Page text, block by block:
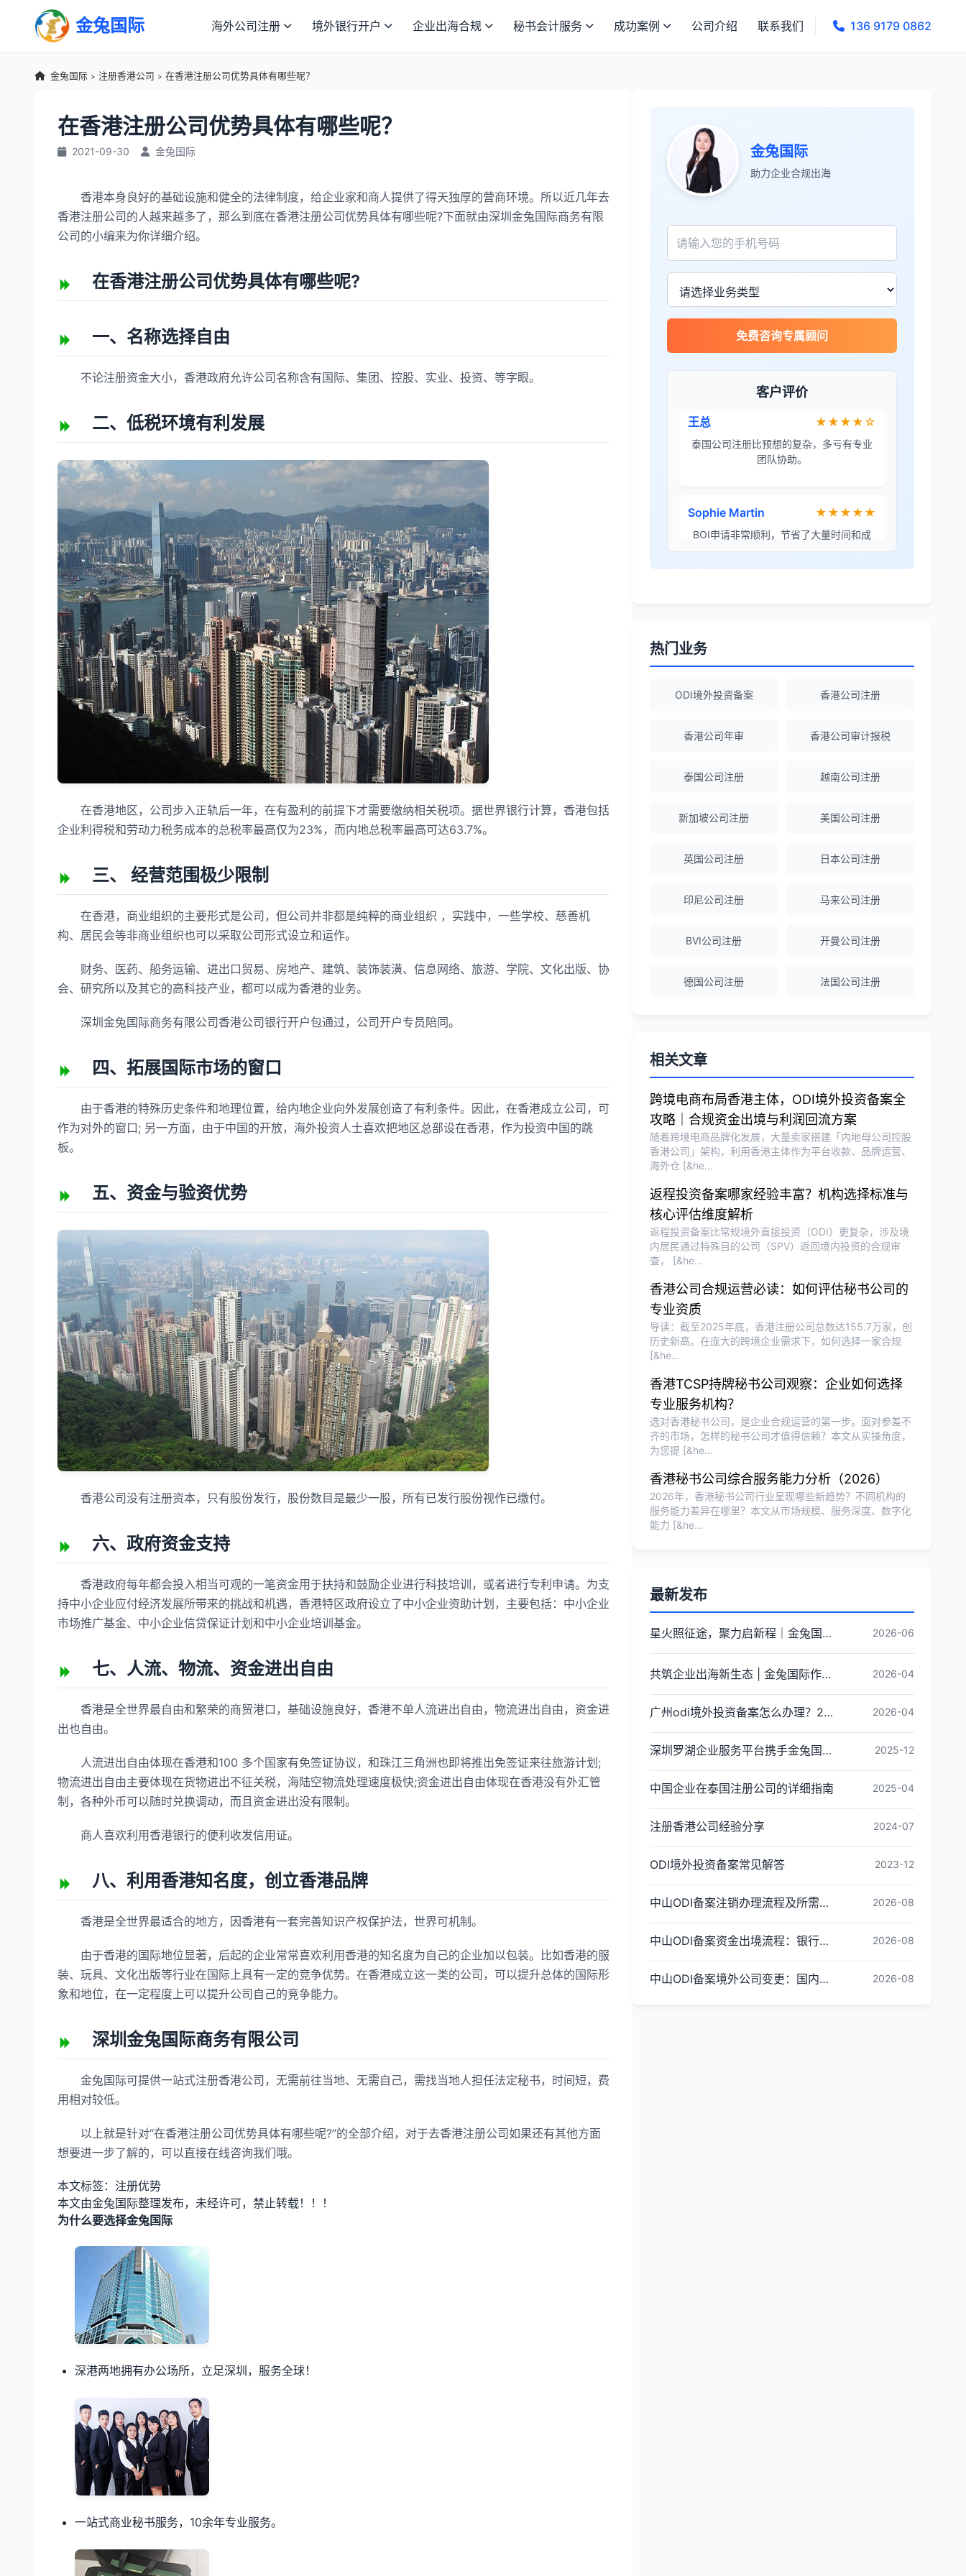
金兔国际 海外公司注册 境外银行开户 企业出海合规 秘书会计服务 成功案例 公司介绍 联系我们 136 9179 0862
金兔国际 > 注册香港公司 > 在香港注册公司优势具体有哪些呢？
在香港注册公司优势具体有哪些呢？
2021-09-30 金兔国际
香港本身良好的基础设施和健全的法律制度，给企业家和商人提供了得天独厚的营商环境。所以近几年去
香港注册公司的人越来越多了，那么到底在香港注册公司优势具体有哪些呢?下面就由深圳金兔国际商务有限
公司的小编来为你详细介绍。
在香港注册公司优势具体有哪些呢?
一、名称选择自由
不论注册资金大小，香港政府允许公司名称含有国际、集团、控股、实业、投资、等字眼。
二、低税环境有利发展
在香港地区，公司步入正轨后一年，在有盈利的前提下才需要缴纳相关税项。据世界银行计算，香港包括
企业利得税和劳动力税务成本的总税率最高仅为23%，而内地总税率最高可达63.7%。
三、 经营范围极少限制
在香港，商业组织的主要形式是公司，但公司并非都是纯粹的商业组织 ，实践中，一些学校、慈善机
构、居民会等非商业组织也可以采取公司形式设立和运作。
财务、医药、船务运输、进出口贸易、房地产、建筑、装饰装潢、信息网络、旅游、学院、文化出版、协
会、研究所以及其它的高科技产业，都可以成为香港的业务。
深圳金兔国际商务有限公司香港公司银行开户包通过，公司开户专员陪同。
四、拓展国际市场的窗口
由于香港的特殊历史条件和地理位置，给内地企业向外发展创造了有利条件。因此，在香港成立公司，可
作为对外的窗口; 另一方面，由于中国的开放，海外投资人士喜欢把地区总部设在香港，作为投资中国的跳
板。
五、资金与验资优势
香港公司没有注册资本，只有股份发行，股份数目是最少一股，所有已发行股份视作已缴付。
六、政府资金支持
香港政府每年都会投入相当可观的一笔资金用于扶持和鼓励企业进行科技培训，或者进行专利申请。为支
持中小企业应付经济发展所带来的挑战和机遇，香港特区政府设立了中小企业资助计划，主要包括：中小企业
市场推广基金、中小企业信贷保证计划和中小企业培训基金。
七、人流、物流、资金进出自由
香港是全世界最自由和繁荣的商贸港口，基础设施良好，香港不单人流进出自由，物流进出自由，资金进
出也自由。
人流进出自由体现在香港和100 多个国家有免签证协议，和珠江三角洲也即将推出免签证来往旅游计划;
物流进出自由主要体现在货物进出不征关税，海陆空物流处理速度极快;资金进出自由体现在香港没有外汇管
制，各种外币可以随时兑换调动，而且资金进出没有限制。
商人喜欢利用香港银行的便利收发信用证。
八、利用香港知名度，创立香港品牌
香港是全世界最适合的地方，因香港有一套完善知识产权保护法，世界可机制。
由于香港的国际地位显著，后起的企业常常喜欢利用香港的知名度为自己的企业加以包装。比如香港的服
装、玩具、文化出版等行业在国际上具有一定的竞争优势。在香港成立这一类的公司，可以提升总体的国际形
象和地位，在一定程度上可以提升公司自己的竞争能力。
深圳金兔国际商务有限公司
金兔国际可提供一站式注册香港公司，无需前往当地、无需自己，需找当地人担任法定秘书，时间短，费
用相对较低。
以上就是针对“在香港注册公司优势具体有哪些呢?”的全部介绍，对于去香港注册公司如果还有其他方面
想要进一步了解的，可以直接在线咨询我们哦。
本文标签：注册优势
本文由金兔国际整理发布，未经许可，禁止转载！！！
为什么要选择金兔国际
深港两地拥有办公场所，立足深圳，服务全球！
一站式商业秘书服务，10余年专业服务。
金兔国际
助力企业合规出海
免费咨询专属顾问
客户评价
张先生
服务专业高效，一周就完成了泰国公司注
James Wilson ★★★★★
金兔国际帮我们完成了泰国建厂的所有法
王总 ★★★★☆
泰国公司注册比预想的复杂，多亏有专业
团队协助。
Sophie Martin ★★★★★
BOI申请非常顺利，节省了大量时间和成
Robert Chen ★★★★☆
陈经理 ★★★★★
海外公司注册服务非常专业，顾问响应迅
越南公司注册全程指导，文件准备非常专
Michael Liu
泰国公司注册和银行开户服务高效，推
荐！
刘总 ★★★★★
泰国BOI申请+建厂规划一站式服务，完
Olivia Wang ★★★★★
香港公司注册和审计服务专业高效，非常
热门业务
ODI境外投资备案 香港公司注册
香港公司年审 香港公司审计报税
泰国公司注册 越南公司注册
新加坡公司注册 美国公司注册
英国公司注册 日本公司注册
印尼公司注册 马来公司注册
BVI公司注册 开曼公司注册
德国公司注册 法国公司注册
相关文章
跨境电商布局香港主体，ODI境外投资备案全
攻略｜合规资金出境与利润回流方案
随着跨境电商品牌化发展，大量卖家搭建「内地母公司控股
香港公司」架构，利用香港主体作为平台收款、品牌运营、
海外仓 [&he…
返程投资备案哪家经验丰富？机构选择标准与
核心评估维度解析
返程投资备案比常规境外直接投资（ODI）更复杂，涉及境
内居民通过特殊目的公司（SPV）返回境内投资的合规审
查， [&he…
香港公司合规运营必读：如何评估秘书公司的
专业资质
导读：截至2025年底，香港注册公司总数达155.7万家，创
历史新高。在庞大的跨境企业需求下，如何选择一家合规
[&he…
香港TCSP持牌秘书公司观察：企业如何选择
专业服务机构？
选对香港秘书公司，是企业合规运营的第一步。面对参差不
齐的市场，怎样的秘书公司才值得信赖？本文从实操角度，
为您提 [&he…
香港秘书公司综合服务能力分析（2026）
2026年，香港秘书公司行业呈现哪些新趋势？不同机构的
服务能力差异在哪里？本文从市场规模、服务深度、数字化
能力 [&he…
最新发布
星火照征途，聚力启新程｜金兔国际井冈山红色研学团建圆满收官 2026-06
共筑企业出海新生态 | 金兔国际作为代表单位亮相宝安区出海服务中心揭牌仪式 2026-04
广州odi境外投资备案怎么办理？2026年最新流程详解 2026-04
深圳罗湖企业服务平台携手金兔国际ODI备案专家,共建跨境出海全链条服务新生态 2025-12
中国企业在泰国注册公司的详细指南 2025-04
注册香港公司经验分享 2024-07
ODI境外投资备案常见解答 2023-12
中山ODI备案注销办理流程及所需材料说明 2026-08
中山ODI备案资金出境流程：银行外汇办理指引 2026-08
中山ODI备案境外公司变更：国内备案怎么更新？ 2026-08